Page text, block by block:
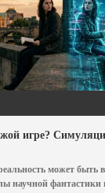
игре?
может быть
научной фантастики